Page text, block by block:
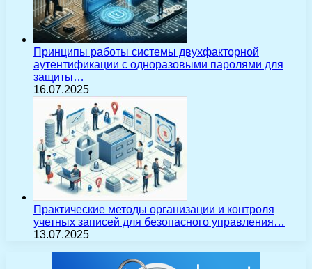
Принципы работы системы двухфакторной
аутентификации с одноразовыми паролями для
защиты…
16.07.2025
Практические методы организации и контроля
учетных записей для безопасного управления…
13.07.2025